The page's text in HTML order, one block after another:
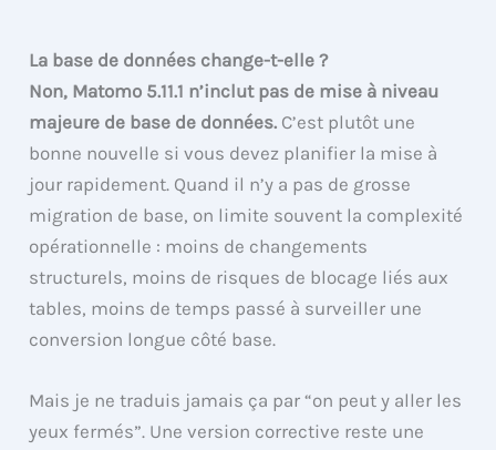
La base de données change-t-elle ?
Non, Matomo 5.11.1 n’inclut pas de mise à niveau
majeure de base de données. C’est plutôt une
bonne nouvelle si vous devez planifier la mise à
jour rapidement. Quand il n’y a pas de grosse
migration de base, on limite souvent la complexité
opérationnelle : moins de changements
structurels, moins de risques de blocage liés aux
tables, moins de temps passé à surveiller une
conversion longue côté base.
Mais je ne traduis jamais ça par “on peut y aller les
yeux fermés”. Une version corrective reste une